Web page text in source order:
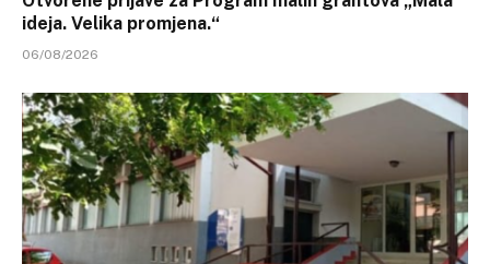
ideja. Velika promjena.“
06/08/2026